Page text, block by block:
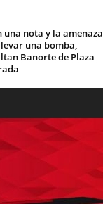
una nota y la amenaza
una bomba,
Banorte de Plaza